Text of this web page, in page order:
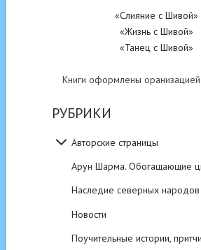
«Слияние с Шивой»
«Жизнь с Шивой»
«Танец с Шивой»
Книги оформлены
РУБРИКИ
Авторские страницы
Арун Шарма. Обогащающие
Наследие северных народов
Новости
Поучительные истории,